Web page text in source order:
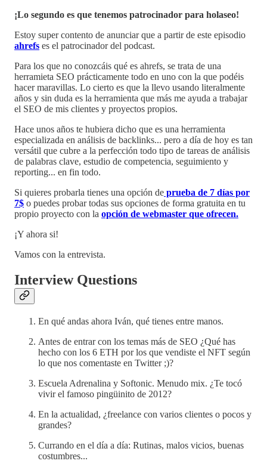
¡Lo segundo es que tenemos patrocinador para holaseo!
Estoy super contento de anunciar que a partir de este episodio
ahrefs es el patrocinador del podcast.
Para los que no conozcáis qué es ahrefs, se trata de una
herramieta SEO prácticamente todo en uno con la que podéis
hacer maravillas. Lo cierto es que la llevo usando literalmente
años y sin duda es la herramienta que más me ayuda a trabajar
el SEO de mis clientes y proyectos propios.
Hace unos años te hubiera dicho que es una herramienta
especializada en análisis de backlinks... pero a día de hoy es tan
versátil que cubre a la perfección todo tipo de tareas de análisis
de palabras clave, estudio de competencia, seguimiento y
reporting... en fin todo.
Si quieres probarla tienes una opción de prueba de 7 días por
7$ o puedes probar todas sus opciones de forma gratuita en tu
propio proyecto con la opción de webmaster que ofrecen.
¡Y ahora si!
Vamos con la entrevista.
Interview Questions
En qué andas ahora Iván, qué tienes entre manos.
Antes de entrar con los temas más de SEO ¿Qué has
hecho con los 6 ETH por los que vendiste el NFT según
lo que nos comentaste en Twitter ;)?
Escuela Adrenalina y Softonic. Menudo mix. ¿Te tocó
vivir el famoso pingüinito de 2012?
En la actualidad, ¿freelance con varios clientes o pocos y
grandes?
Currando en el día a día: Rutinas, malos vicios, buenas
costumbres...